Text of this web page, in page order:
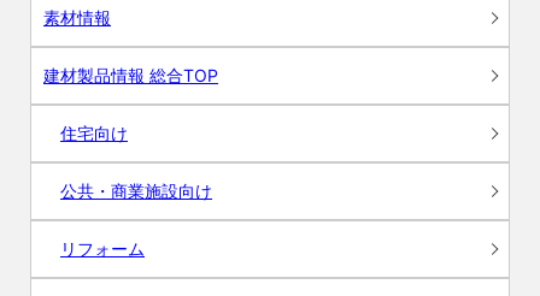
素材情報
建材製品情報 総合TOP
住宅向け
公共・商業施設向け
リフォーム